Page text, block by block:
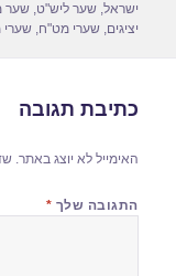
ישראל,שער ליש"ט,שער
יציגים,שערי מט"ח,
כתיבת תגובה
האימייל לא יוצג באתר.
התגובה שלך *